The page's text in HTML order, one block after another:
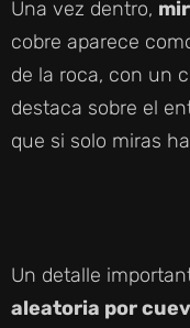
Una vez dentro,
cobre aparece
de la roca, con un
destaca sobre el
que si solo miras
Un detalle
aleatoria por